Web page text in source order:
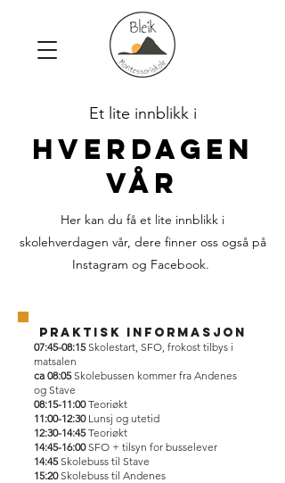
Et lite innblikk i
hverdagen
vår
Her kan du få et lite innblikk i
skolehverdagen vår, dere finner oss også på
Instagram og Facebook.
Praktisk informasjon
07:45-08:15Skolestart, SFO, frokost tilbys i
matsalen
ca 08:05Skolebussen kommer fra Andenes
og Stave
08:15-11:00Teoriøkt
11:00-12:30Lunsj og utetid
12:30-14:45Teoriøkt
14:45-16:00SFO + tilsyn for busselever
14:45Skolebuss til Stave
15:20Skolebuss til Andenes